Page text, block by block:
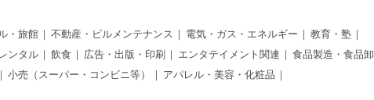
・旅館 不動産・ビルメンテナンス 電気・ガス・エネルギー
教育・塾
ンタル
飲食 広告・出版・印刷 エンタテイメント関連
食品製造・食品卸
小売（スーパー・コンビニ等）
アパレル・美容・化粧品